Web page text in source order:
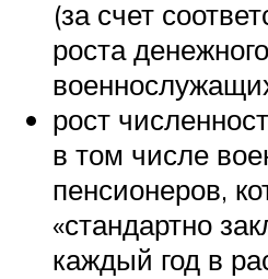
(за счет
роста
рост
в том числе
пенсионеров,
«стандартно
каждый год в